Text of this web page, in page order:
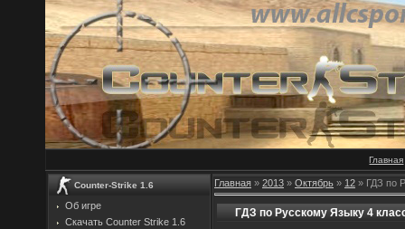
Главная
Counter-Strike 1.6
Об игре
Скачать Counter Strike 1.6
Главная » 2013 » Октябрь » 12 » ГДЗ по
ГДЗ по Русскому Языку 4